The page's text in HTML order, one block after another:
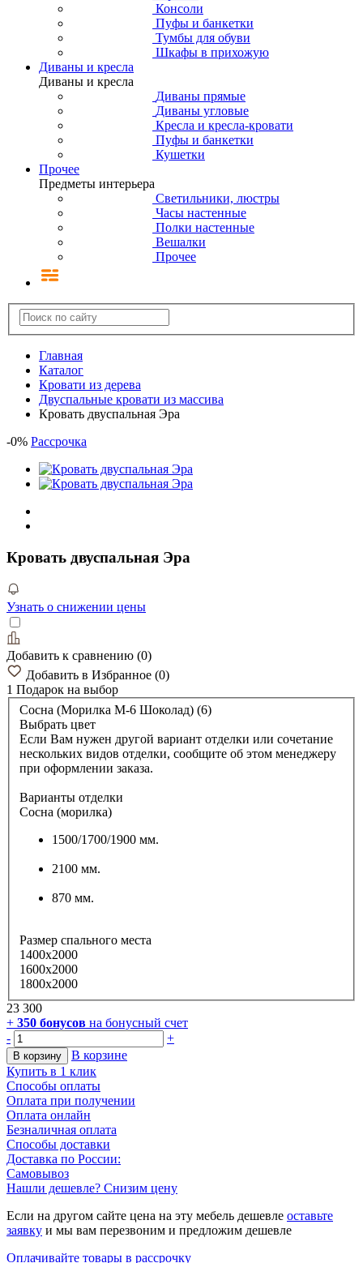
Консоли
Пуфы и банкетки
Тумбы для обуви
Шкафы в прихожую
Диваны и кресла
Диваны и кресла
Диваны прямые
Диваны угловые
Кресла и кресла-кровати
Пуфы и банкетки
Кушетки
Прочее
Предметы интерьера
Светильники, люстры
Часы настенные
Полки настенные
Вешалки
Прочее
Главная
Каталог
Кровати из дерева
Двуспальные кровати из массива
Кровать двуспальная Эра
-0% Рассрочка
Кровать двуспальная Эра
Узнать о снижении цены
Добавить к сравнению (0)
Добавить в Избранное (0)
1 Подарок на выбор
Сосна (Морилка М-6 Шоколад) (6)
Выбрать цвет
Если Вам нужен другой вариант отделки или сочетание
нескольких видов отделки, сообщите об этом менеджеру
при оформлении заказа.
Варианты отделки
Сосна (морилка)
1500/1700/1900 мм.
2100 мм.
870 мм.
Размер спального места
1400х2000
1600х2000
1800х2000
23 300
+ 350 бонусов на бонусный счет
-
+
В корзину
В корзине
Купить в 1 клик
Способы оплаты
Оплата при получении
Оплата онлайн
Безналичная оплата
Способы доставки
Доставка по России:
Самовывоз
Нашли дешевле? Снизим цену
Если на другом сайте цена на эту мебель дешевле оставьте
заявку и мы вам перезвоним и предложим дешевле
Оплачивайте товары в рассрочку